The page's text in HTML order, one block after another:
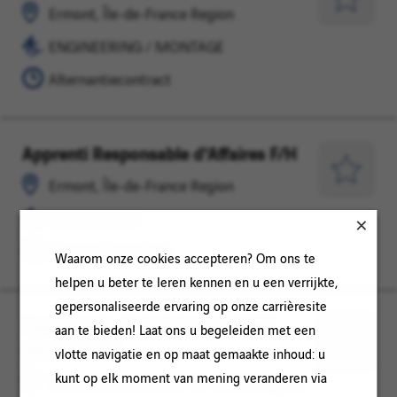
Waarom onze cookies accepteren? Om ons te
helpen u beter te leren kennen en u een verrijkte,
gepersonaliseerde ervaring op onze carrièresite
aan te bieden! Laat ons u begeleiden met een
vlotte navigatie en op maat gemaakte inhoud: u
kunt op elk moment van mening veranderen via
Ermont, Île-de-France Region
de-
France
Region
ENGINEERING / MONTAGE
MONTAGE
Alternantiecontract
Apprenti Responsable d'Affaires F/H
Ermont, Île-de-France Region
Ermont,
Île-
de-
ONDERHOUD
Alternantiecontract
later
Gestionnaire Paie & Comptabilité
générale F/H
Val D'oise, Ermont, Île-de-France Region
D'oise,
Ermont,
FINANCE
ACCOUNTING